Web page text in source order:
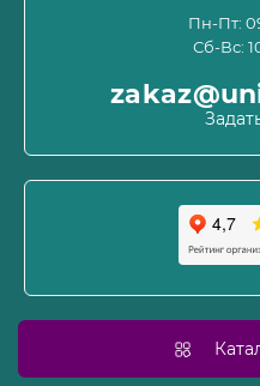
Пользовательское
Политика
Связаться с нами
Карта сайта
Производители
Пн-Пт:
Сб-Вс: